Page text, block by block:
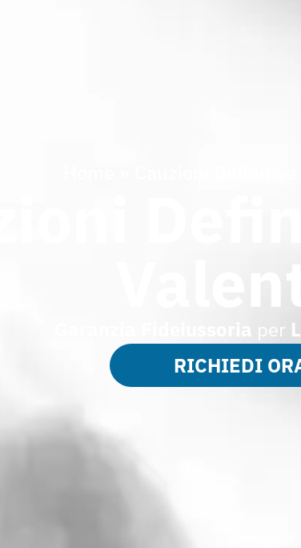
per
RICHIEDI